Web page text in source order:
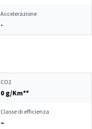
Accelerazione
-
CO2
0 g/Km**
Classe di efficienza
–